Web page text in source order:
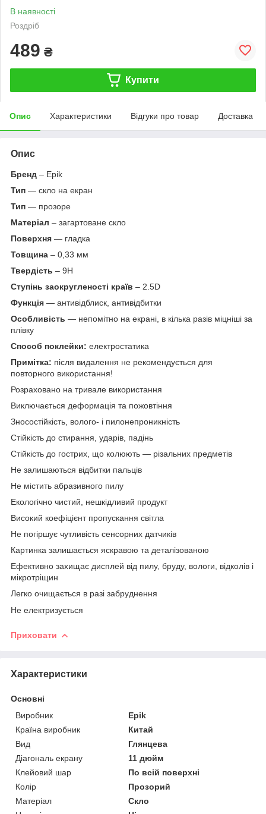
В наявності
Роздріб
489 ₴
Купити
Опис Характеристики Відгуки про товар Доставка
Опис
Бренд – Epik
Тип — скло на екран
Тип — прозоре
Матеріал – загартоване скло
Поверхня — гладка
Товщина – 0,33 мм
Твердість – 9H
Ступінь заокругленості країв – 2.5D
Функція — антивідблиск, антивідбитки
Особливість — непомітно на екрані, в кілька разів міцніші за
плівку
Способ поклейки: електростатика
Примітка: після видалення не рекомендується для
повторного використання!
Розраховано на тривале використання
Виключається деформація та пожовтіння
Зносостійкість, волого- і пилонепроникність
Стійкість до стирання, ударів, падінь
Стійкість до гострих, що колюють — різальних предметів
Не залишаються відбитки пальців
Не містить абразивного пилу
Екологічно чистий, нешкідливий продукт
Високий коефіцієнт пропускання світла
Не погіршує чутливість сенсорних датчиків
Картинка залишається яскравою та деталізованою
Ефективно захищає дисплей від пилу, бруду, вологи, відколів і
мікротріщин
Легко очищається в разі забруднення
Не електризується
Приховати
Характеристики
Основні
Виробник
Epik
Країна виробник
Китай
Вид
Глянцева
Діагональ екрану
11 дюйм
Клейовий шар
По всій поверхні
Колір
Прозорий
Матеріал
Скло